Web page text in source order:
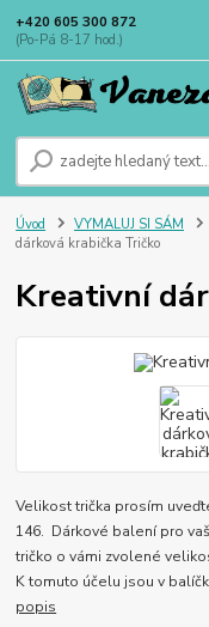
+420 605 300 872
(Po-Pá 8-17 hod.)
Úvod VYMALUJ SI SÁM
dárková krabička Tričko
Kreativní
Velikost trička prosím
146. Dárkové balení pro
tričko o vámi zvolené
K tomuto účelu jsou v
popis